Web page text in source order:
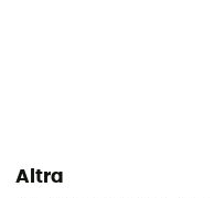
Altra